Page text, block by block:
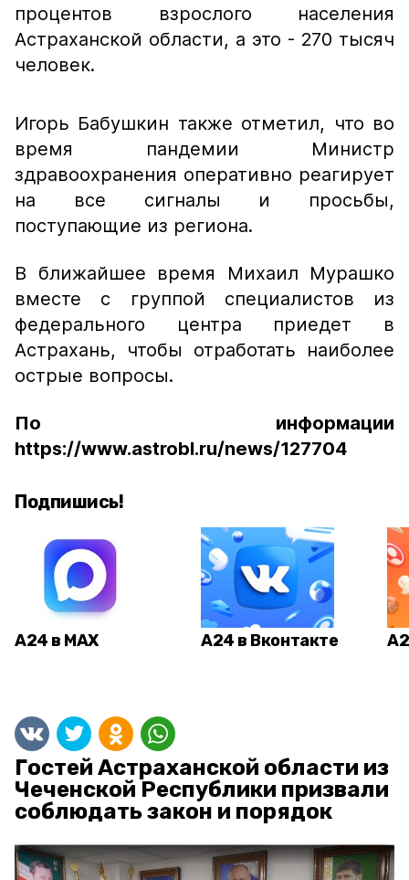
процентов взрослого населения
Астраханской области, а это - 270 тысяч
человек.
Игорь Бабушкин также отметил, что во
время пандемии Министр
здравоохранения оперативно реагирует
на все сигналы и просьбы,
поступающие из региона.
В ближайшее время Михаил Мурашко
вместе с группой специалистов из
федерального центра приедет в
Астрахань, чтобы отработать наиболее
острые вопросы.
По информации
https://www.astrobl.ru/news/127704
Подпишись!
А24 в MAX А24 в Вконтакте
Гостей Астраханской области из
Чеченской Республики призвали
соблюдать закон и порядок